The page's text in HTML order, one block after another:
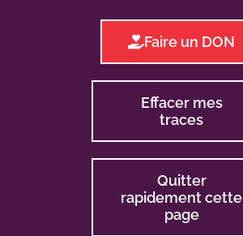
Faire un DON
Effacer mes
traces
Quitter
rapidement cette
page